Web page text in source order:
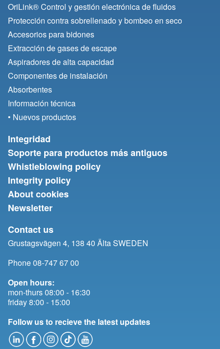
OriLink® Control y gestión electrónica de fluidos
Protección contra sobrellenado y bombeo en seco
Accesorios para bidones
Extracción de gases de escape
Aspiradores de alta capacidad
Componentes de instalación
Absorbentes
Información técnica
• Nuevos productos
Integridad
Soporte para productos más antiguos
Whistleblowing policy
Integrity policy
About cookies
Newsletter
Contact us
Grustagsvägen 4, 138 40 Älta SWEDEN
Phone 08-747 67 00
Open hours:
mon-thurs 08:00 - 16:30
friday 8:00 - 15:00
Follow us to recieve the latest updates